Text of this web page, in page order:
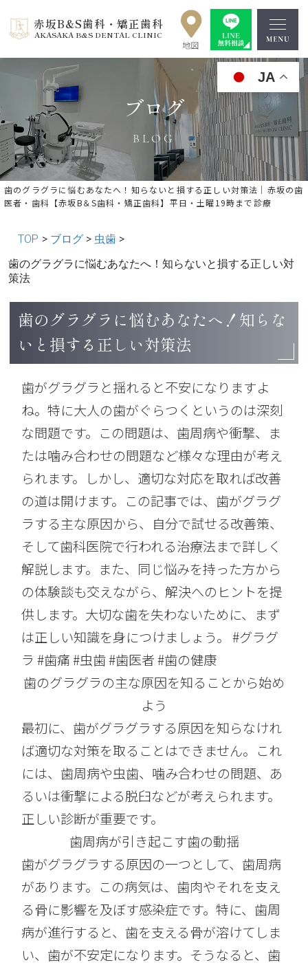
赤坂B&S歯科・矯正歯科
AKASAKA B&S DENTAL CLINIC
JA
ブログ
BLOG
歯のグラグラに悩むあなたへ！知らないと損する正しい対策法｜赤坂の歯
医者・歯科【赤坂B＆S歯科・矯正歯科】平日・土曜19時まで診療
TOP > ブログ > 虫歯 >
歯のグラグラに悩むあなたへ！知らないと損する正しい対
策法
« 前の記事へ │記事一覧│ 次の記事へ »
歯のグラグラに悩むあなたへ！知らな
いと損する正しい対策法
歯がグラグラと揺れると不安になりますよ
ね。特に大人の歯がぐらつくというのは深刻
な問題です。この問題は、歯周病や衝撃、ま
たは噛み合わせの問題など様々な理由が考え
られます。しかし、適切な対応を取れば改善
の道は開けます。この記事では、歯がグラグ
ラする主な原因から、自分で試せる改善策、
そして歯科医院で行われる治療法まで詳しく
解説します。また、同じ悩みを持った方から
の体験談も交えながら、解決へのヒントを提
供します。大切な歯を失わないために、まず
は正しい知識を身につけましょう。 #グラグ
ラ #歯痛 #虫歯 #歯医者 #歯の健康
歯のグラグラの主な原因を知ることから始め
よう
最初に、歯がグラグラする原因を知らなけれ
ば適切な対策を取ることはできません。これ
には、歯周病や虫歯、噛み合わせの問題、あ
るいは衝撃による脱臼などが考えられます。
正しい診断が重要です。
歯周病が引き起こす歯の動揺
歯がグラグラする原因の一つとして、歯周病
があります。この病気は、歯肉やそれを支え
る骨に影響を及ぼす感染症です。特に、歯周
病が進行すると、歯を支える骨が溶けてしま
い、歯が不安定になります。そうなると、歯